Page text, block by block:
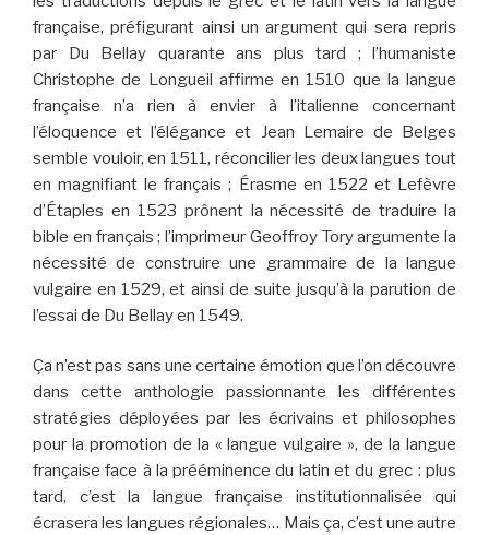
française, préfigurant ainsi un argument qui sera repris
par Du Bellay quarante ans plus tard ; l’humaniste
Christophe de Longueil affirme en 1510 que la langue
française n’a rien à envier à l’italienne concernant
l’éloquence et l’élégance et Jean Lemaire de Belges
semble vouloir, en 1511, réconcilier les deux langues tout
en magnifiant le français ; Érasme en 1522 et Lefèvre
d’Étaples en 1523 prônent la nécessité de traduire la
bible en français ; l’imprimeur Geoffroy Tory argumente la
nécessité de construire une grammaire de la langue
vulgaire en 1529, et ainsi de suite jusqu’à la parution de
l’essai de Du Bellay en 1549.
Ça n’est pas sans une certaine émotion que l’on découvre
dans cette anthologie passionnante les différentes
stratégies déployées par les écrivains et philosophes
pour la promotion de la « langue vulgaire », de la langue
française face à la prééminence du latin et du grec : plus
tard, c’est la langue française institutionnalisée qui
écrasera les langues régionales… Mais ça, c’est une autre